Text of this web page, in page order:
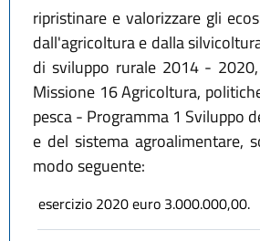
ripristinare e valorizzare gli
dall'agricoltura e dalla
di sviluppo rurale 2014 -
Missione 16 Agricoltura,
pesca - Programma 1 Sviluppo
e del sistema agroalimentare,
modo seguente:
esercizio 2020 euro 3.000.000,00.